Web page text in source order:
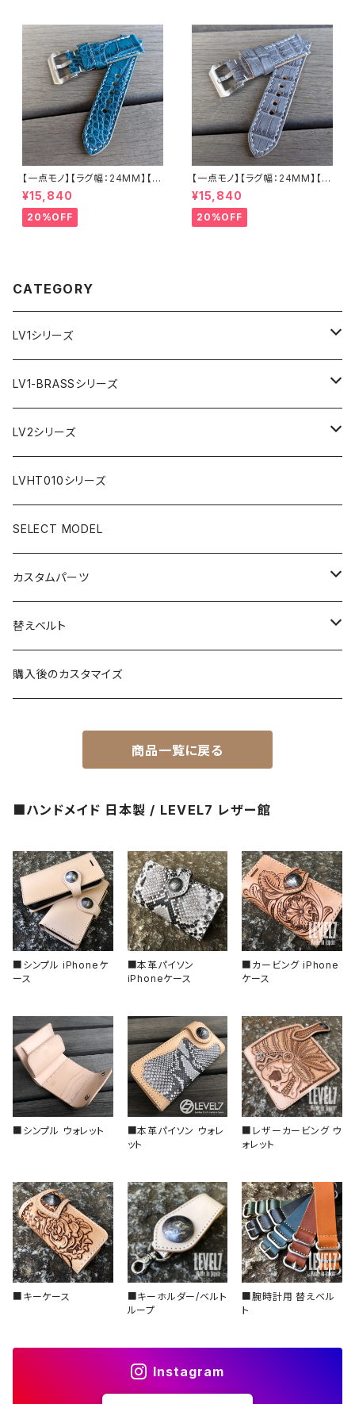
LEVEL7
LEVEL7
【一点モノ】【ラグ幅：24MM】【手
縫い】【ストレート型】【2P-ALE
M24S-1】アリゲーター 腹ワニ
エメラルド 国産なめしの本革 下
地 ヌメ革キャメル ハンドメイド
¥15,840
20%OFF
【一点モノ】【ラグ幅：24MM】【手
縫い】【ストレート型】【2P-ALG
Y24S-1】アリゲーター 腹ワニ
グレー 国産なめしの本革 下地
オイル仕立てのヌメ革 ハンドメ
¥15,840
20%OFF
CATEGORY
LV1シリーズ
AR文字盤
フラット型ベゼル
スロープ型ベゼル
C1文字盤
C3文字盤
C3S文字盤
X1文字盤
1ST文字盤
2ND文字盤
LV1-BRASSシリーズ
AR文字盤
C3S文字盤
2ND文字盤
LV2シリーズ
AR文字盤
C1文字盤
C3S文字盤
X1文字盤
1ST文字盤
LVHT010シリーズ
SELECT MODEL
カスタムパーツ
ケース/ケースバック
CROWN（リューズ）
べセル
回転式
固定式
ベゼルインサート
フラット型（セラミック）
フラット型（エポキシ樹脂）
スロープ型（セラミック）
スロープ型（アルミ）
チャプターリング
風防/クリスタル
その他、アクセサリー
替えベルト
レザーベルト
一点モノ-即納（ハンドメイド）
MPGシリーズ
バックル
ステンレスベルト
ラバーベルト
購入後のカスタマイズ
商品一覧に戻る
■ハンドメイド 日本製 / LEVEL7 レザー館
■シンプル iPhoneケ
ース
■本革パイソン
iPhoneケース
■カービング iPhone
ケース
■シンプル ウォレット
■本革パイソン ウォレ
ット
■レザーカービング ウ
ォレット
■キーケース
■キーホルダー/ベルト
ループ
■腕時計用 替えベル
ト
Instagram